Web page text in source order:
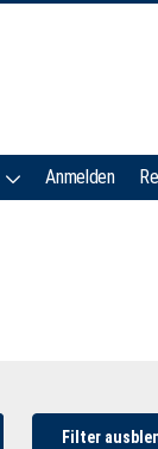
Anmelden
Filter